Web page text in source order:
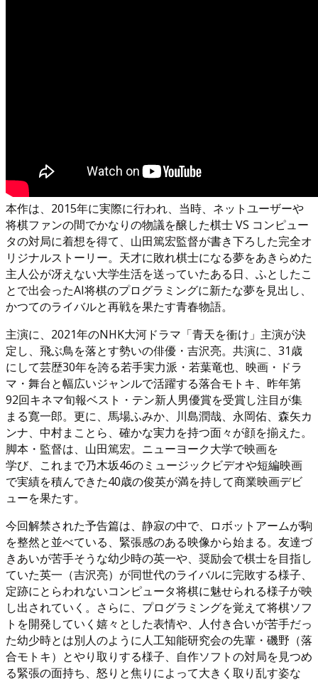
本作は、2015年に実際に行われ、当時、ネットユーザーや
将棋ファンの間でかなりの物議を醸した棋士 VS コンピュー
タの対局に着想を得て、山田篤宏監督が書き下ろした完全オ
リジナルストーリー。天才に敗れ棋士になる夢をあきらめた
主人公が冴えない大学生活を送っていたある日、ふとしたこ
とで出会ったAI将棋のプログラミングに新たな夢を見出し、
かつてのライバルと再戦を果たす青春物語。
主演に、2021年のNHK大河ドラマ「青天を衝け」主演が決
定し、飛ぶ鳥を落とす勢いの俳優・吉沢亮。共演に、31歳
にして芸歴30年を誇る若手実力派・若葉竜也、映画・ドラ
マ・舞台と幅広いジャンルで活躍する落合モトキ、昨年第
92回キネマ旬報ベスト・テン新人男優賞を受賞し注目が集
まる寛一郎。更に、馬場ふみか、川島潤哉、永岡佑、森矢カ
ンナ、中村まことら、確かな実力を持つ面々が顔を揃えた。
脚本・監督は、山田篤宏。ニューヨーク大学で映画を
学び、これまで乃木坂46のミュージックビデオや短編映画
で実績を積んできた40歳の俊英が満を持して商業映画デビ
ューを果たす。
今回解禁された予告篇は、静寂の中で、ロボットアームが駒
を整然と並べている、緊張感のある映像から始まる。友達づ
きあいが苦手そうな幼少時の英一や、奨励会で棋士を目指し
ていた英一（吉沢亮）が同世代のライバルに完敗する様子、
定跡にとらわれないコンピュータ将棋に魅せられる様子が映
し出されていく。さらに、プログラミングを覚えて将棋ソフ
トを開発していく嬉々とした表情や、人付き合いが苦手だっ
た幼少時とは別人のように人工知能研究会の先輩・磯野（落
合モトキ）とやり取りする様子、自作ソフトの対局を見つめ
る緊張の面持ち、怒りと焦りによって大きく取り乱す姿な